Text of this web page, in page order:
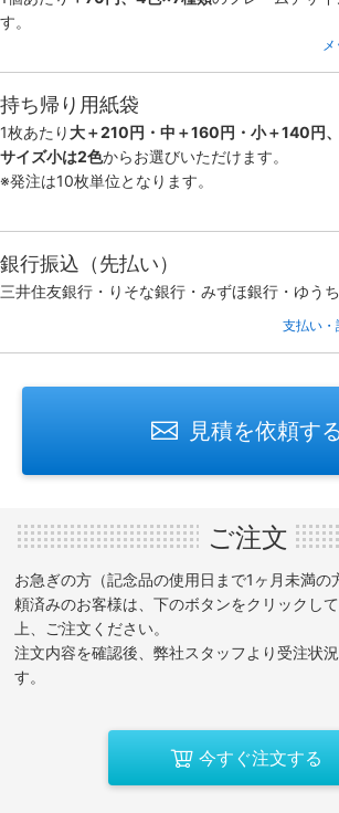
す。
持ち帰り用紙袋
1枚あたり 大＋210円・中＋160円・小＋140円
サイズ小は2色からお選びいただけます。
※発注は10枚単位となります。
銀行振込（先払い）
三井住友銀行・りそな銀行・みずほ銀行・ゆう
支払い・
見積を依頼す
ご注文
お急ぎの方（記念品の使用日まで1ヶ月未満の
頼済みのお客様は、下のボタンをクリックし
上、ご注文ください。
注文内容を確認後、弊社スタッフより受注状
す。
今すぐ注文する